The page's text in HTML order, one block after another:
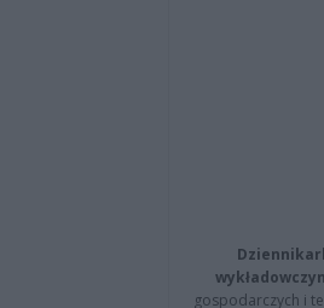
gospodarczych i